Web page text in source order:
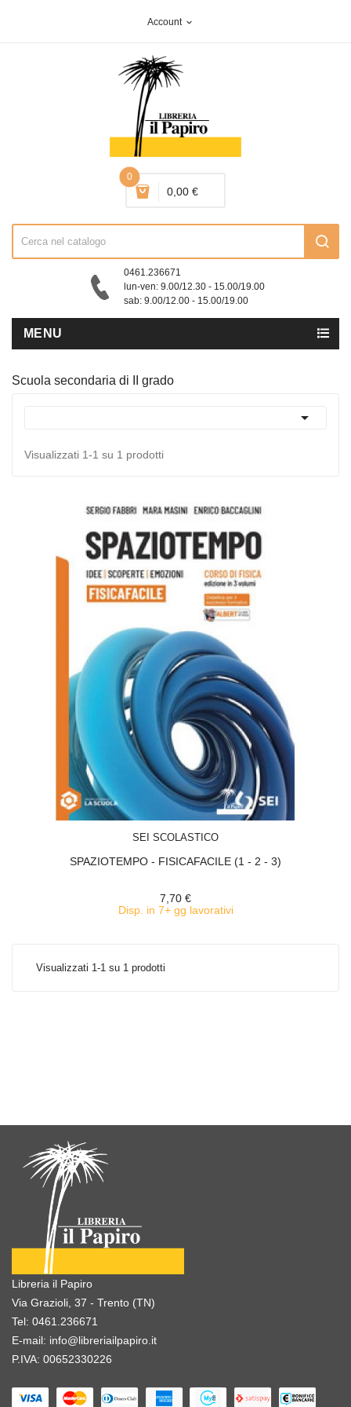
Account expand_more
0
0,00 €
0461.236671
lun-ven: 9.00/12.30 - 15.00/19.00
sab: 9.00/12.00 - 15.00/19.00
MENU
Scuola secondaria di II grado

Visualizzati 1-1 su 1 prodotti
SEI SCOLASTICO
SPAZIOTEMPO - FISICAFACILE (1 - 2 - 3)
7,70 €
Disp. in 7+ gg lavorativi
Visualizzati 1-1 su 1 prodotti
Libreria il Papiro
Via Grazioli, 37 - Trento (TN)
Tel: 0461.236671
E-mail: info@libreriailpapiro.it
P.IVA: 00652330226